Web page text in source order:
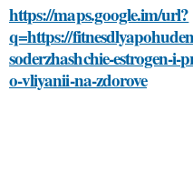
https://maps.google.im/url?
q=https://
soderzhashchie-estrogen-
o-vliyanii-na-zdorove